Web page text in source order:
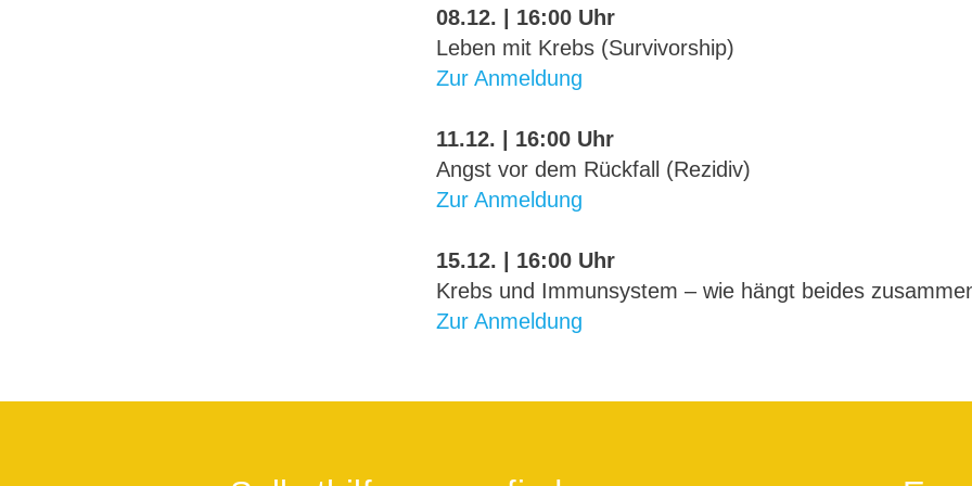
08.12. | 16:00 Uhr
Leben mit Krebs (Survivorship)
Zur Anmeldung
11.12. | 16:00 Uhr
Angst vor dem Rückfall (Rezidiv)
Zur Anmeldung
15.12. | 16:00 Uhr
Krebs und Immunsystem – wie hängt beides
Zur Anmeldung